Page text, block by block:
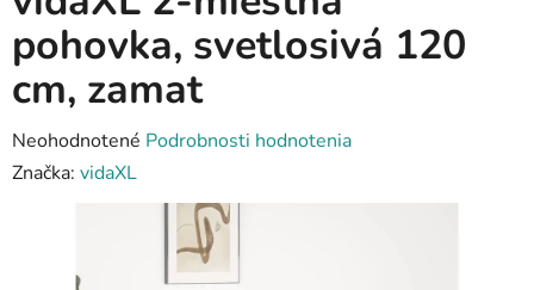
pohovka, svetlosivá 120
cm, zamat
Priemerné
hodnotenie
Neohodnotené Podrobnosti hodnotenia
Značka: vidaXL